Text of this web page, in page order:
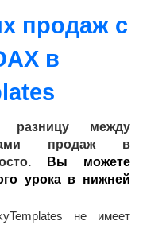
a
v
i
n
продаж с
в
разницу между
продаж в
Вы можете
урока в нижней
не имеет